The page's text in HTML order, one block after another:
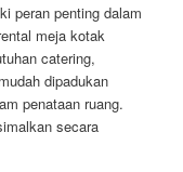
peran penting dalam
meja kotak
catering,
dipadukan
penataan ruang.
secara